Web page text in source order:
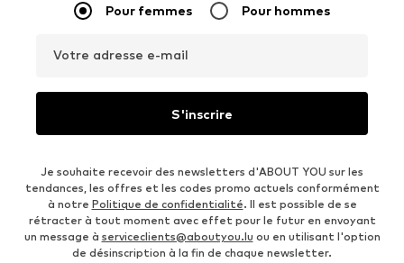
Pour femmes Pour hommes
Votre adresse e-mail
S'inscrire
Je souhaite recevoir des newsletters d'ABOUT YOU sur les
tendances, les offres et les codes promo actuels conformément
à notre Politique de confidentialité. Il est possible de se
rétracter à tout moment avec effet pour le futur en envoyant
un message à serviceclients@aboutyou.lu ou en utilisant l'option
de désinscription à la fin de chaque newsletter.